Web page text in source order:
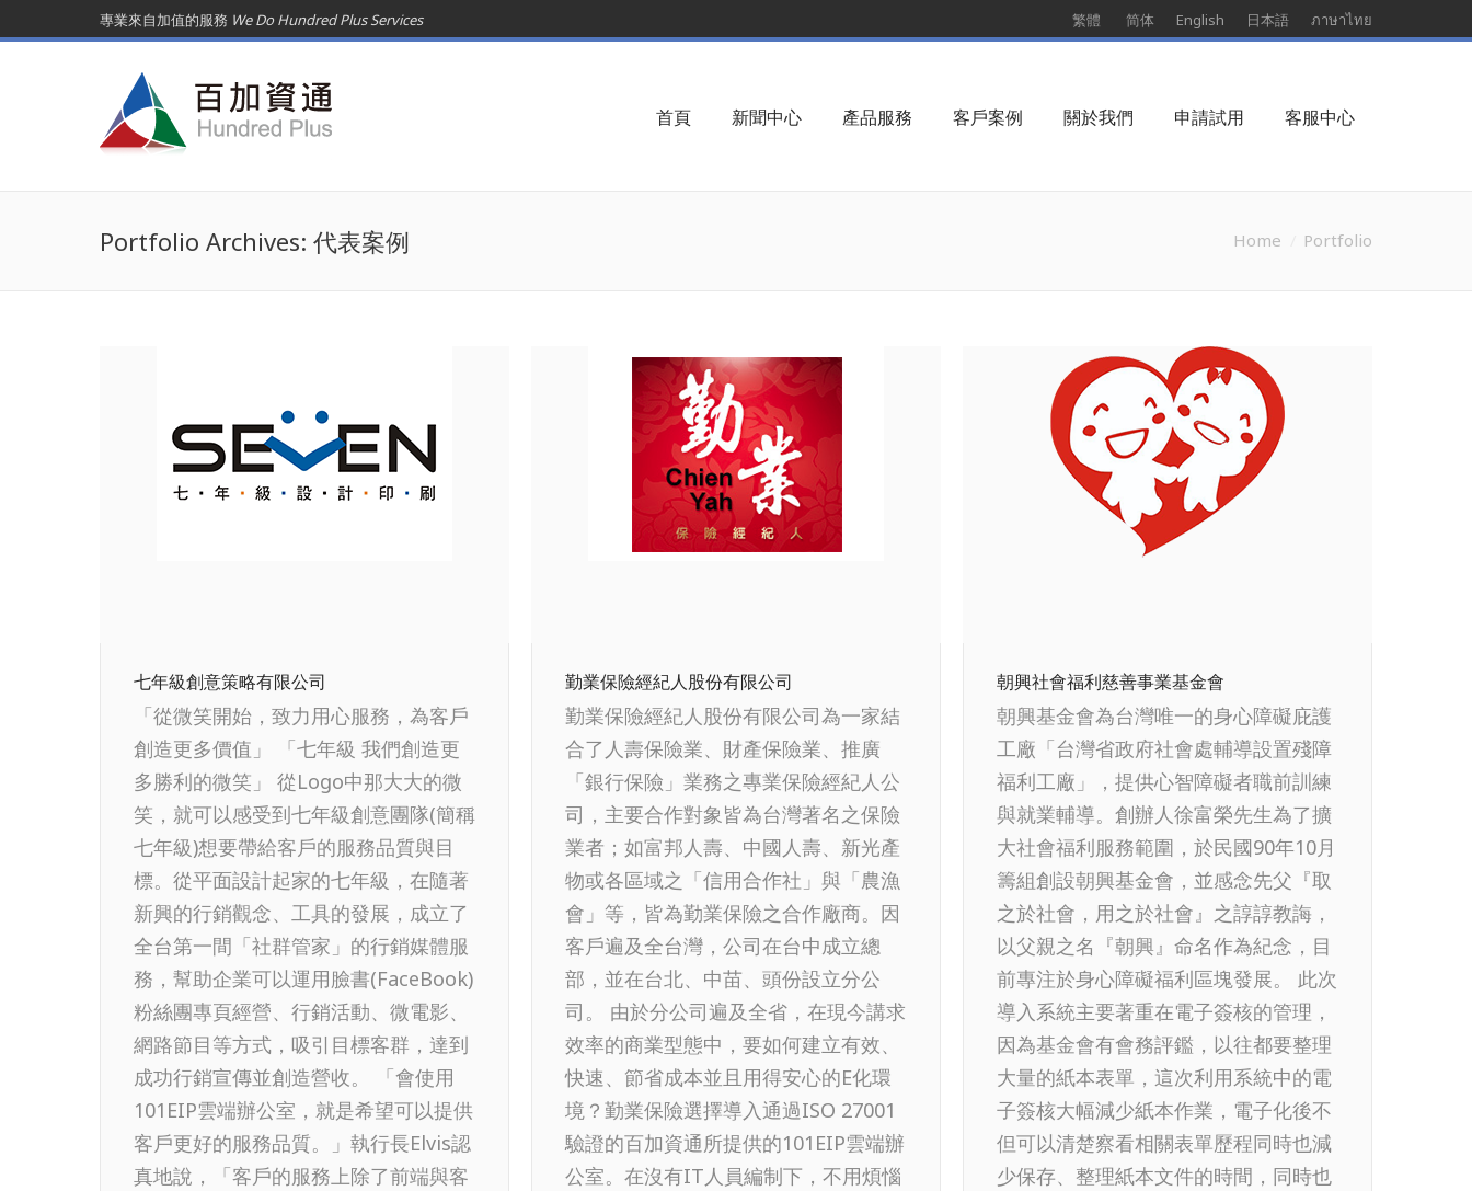
專業來自加值的服務 We Do Hundred Plus Services 繁體 简体 English 日本語 ภาษาไทย
首頁 新聞中心 產品服務 客戶案例 關於我們 申請試用 客服中心
Portfolio Archives: 代表案例 Home Portfolio
七年級創意策略有限公司
「從微笑開始，致力用心服務，為客戶
創造更多價值」 「七年級 我們創造更
多勝利的微笑」 從Logo中那大大的微
笑，就可以感受到七年級創意團隊(簡稱
七年級)想要帶給客戶的服務品質與目
標。從平面設計起家的七年級，在隨著
新興的行銷觀念、工具的發展，成立了
全台第一間「社群管家」的行銷媒體服
務，幫助企業可以運用臉書(FaceBook)
粉絲團專頁經營、行銷活動、微電影、
網路節目等方式，吸引目標客群，達到
成功行銷宣傳並創造營收。 「會使用
101EIP雲端辦公室，就是希望可以提供
客戶更好的服務品質。」執行長Elvis認
真地說，「客戶的服務上除了前端與客
勤業保險經紀人股份有限公司
勤業保險經紀人股份有限公司為一家結
合了人壽保險業、財產保險業、推廣
「銀行保險」業務之專業保險經紀人公
司，主要合作對象皆為台灣著名之保險
業者；如富邦人壽、中國人壽、新光產
物或各區域之「信用合作社」與「農漁
會」等，皆為勤業保險之合作廠商。因
客戶遍及全台灣，公司在台中成立總
部，並在台北、中苗、頭份設立分公
司。 由於分公司遍及全省，在現今講求
效率的商業型態中，要如何建立有效、
快速、節省成本並且用得安心的E化環
境？勤業保險選擇導入通過ISO 27001
驗證的百加資通所提供的101EIP雲端辦
公室。在沒有IT人員編制下，不用煩惱
朝興社會福利慈善事業基金會
朝興基金會為台灣唯一的身心障礙庇護
工廠「台灣省政府社會處輔導設置殘障
福利工廠」，提供心智障礙者職前訓練
與就業輔導。創辦人徐富榮先生為了擴
大社會福利服務範圍，於民國90年10月
籌組創設朝興基金會，並感念先父『取
之於社會，用之於社會』之諄諄教誨，
以父親之名『朝興』命名作為紀念，目
前專注於身心障礙福利區塊發展。 此次
導入系統主要著重在電子簽核的管理，
因為基金會有會務評鑑，以往都要整理
大量的紙本表單，這次利用系統中的電
子簽核大幅減少紙本作業，電子化後不
但可以清楚察看相關表單歷程同時也減
少保存、整理紙本文件的時間，同時也